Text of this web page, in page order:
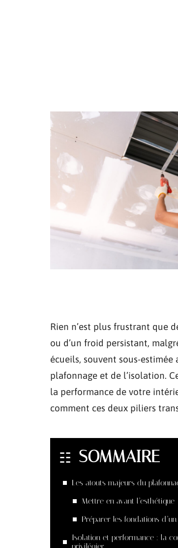
Rien n’est plus frustrant que
ou d’un froid persistant,
écueils, souvent sous-
plafonnage et de l’isolation.
la performance de votre
comment ces deux piliers
SOMMAIRE
Les atouts majeurs du
Mettre en avant l’esthétique
Préparer les fondations
Isolation et performance : la